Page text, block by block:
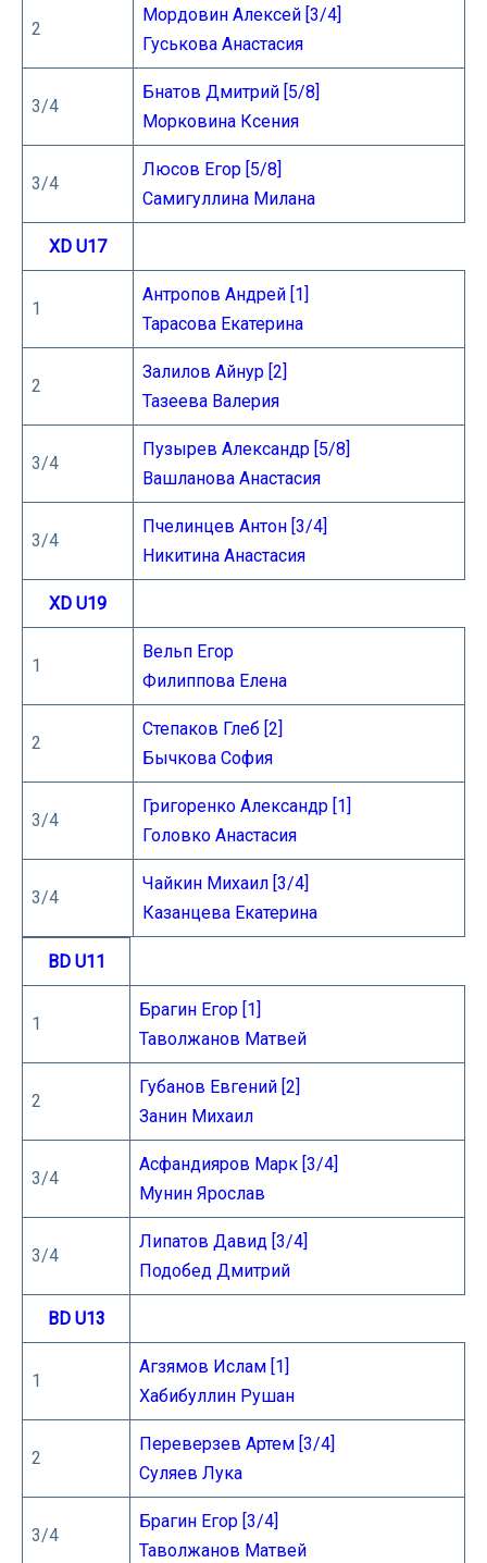
2
Мордовин Алексей [3/4]
Гуськова Анастасия
3/4
Бнатов Дмитрий [5/8]
Морковина Ксения
3/4
Люсов Егор [5/8]
Самигуллина Милана
XD U17
1
Антропов Андрей [1]
Тарасова Екатерина
2
Залилов Айнур [2]
Тазеева Валерия
3/4
Пузырев Александр [5/8]
Вашланова Анастасия
3/4
Пчелинцев Антон [3/4]
Никитина Анастасия
XD U19
1
Вельп Егор
Филиппова Елена
2
Степаков Глеб [2]
Бычкова София
3/4
Григоренко Александр [1]
Головко Анастасия
3/4
Чайкин Михаил [3/4]
Казанцева Екатерина
BD U11
1
Брагин Егор [1]
Таволжанов Матвей
2
Губанов Евгений [2]
Занин Михаил
3/4
Асфандияров Марк [3/4]
Мунин Ярослав
3/4
Липатов Давид [3/4]
Подобед Дмитрий
BD U13
1
Агзямов Ислам [1]
Хабибуллин Рушан
2
Переверзев Артем [3/4]
Суляев Лука
3/4
Брагин Егор [3/4]
Таволжанов Матвей